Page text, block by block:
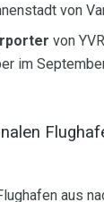
von
von
im
aus